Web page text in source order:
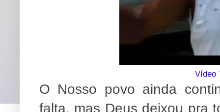
Vídeo
O Nosso povo ainda
falta, mas Deus deixou pra